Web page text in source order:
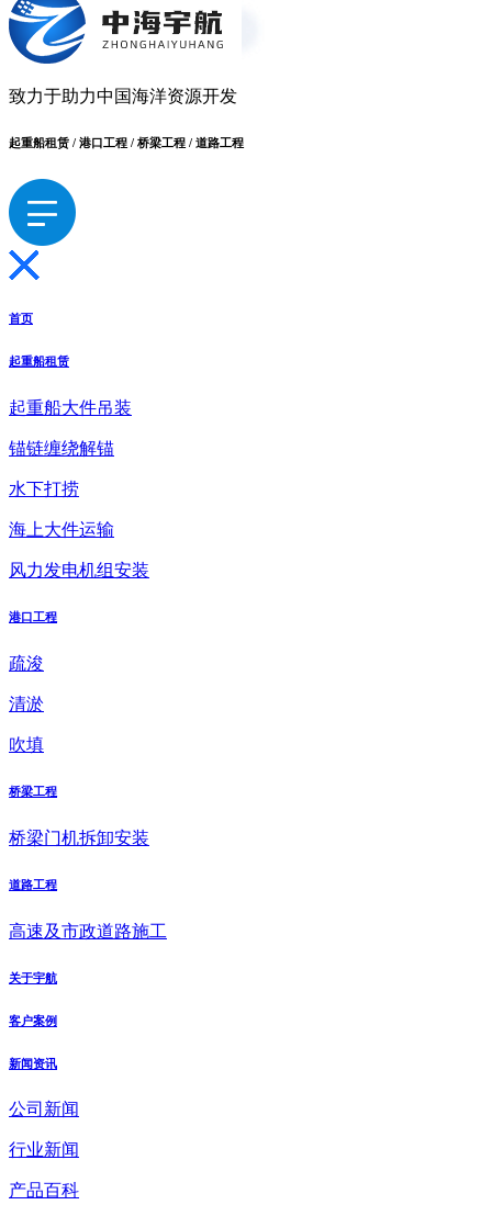
致力于助力中国海洋资源开发
起重船租赁 / 港口工程 / 桥梁工程 / 道路工程
首页
起重船租赁
起重船大件吊装
锚链缠绕解锚
水下打捞
海上大件运输
风力发电机组安装
港口工程
疏浚
清淤
吹填
桥梁工程
桥梁门机拆卸安装
道路工程
高速及市政道路施工
关于宇航
客户案例
新闻资讯
公司新闻
行业新闻
产品百科